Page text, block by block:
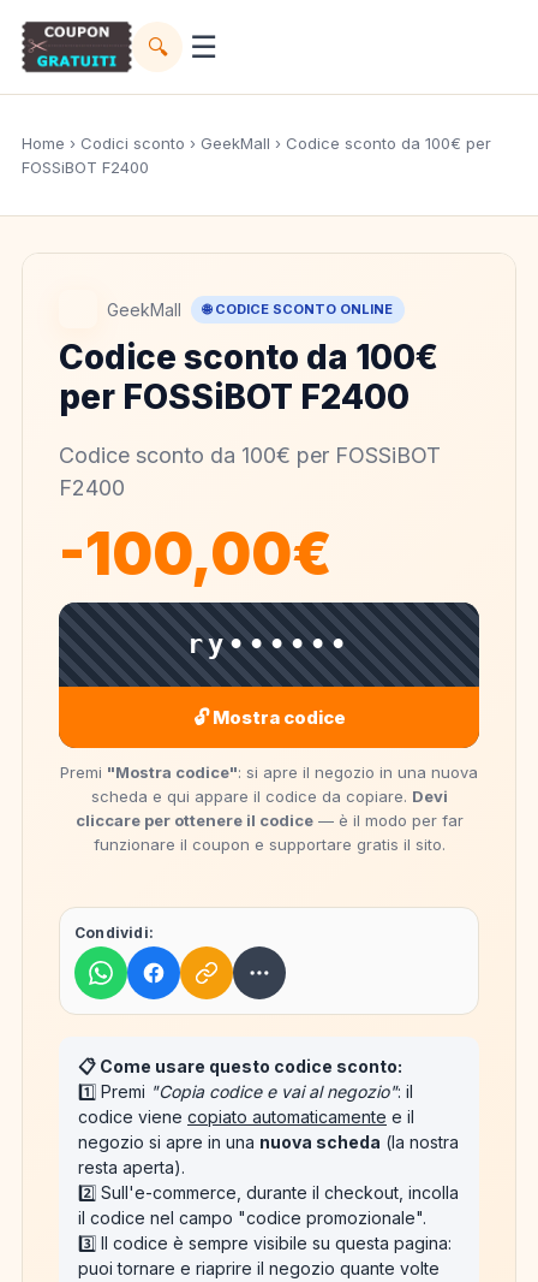
🔍 ☰
Home › Codici sconto › GeekMall › Codice sconto da 100€ per
FOSSiBOT F2400
GeekMall 🌐 CODICE SCONTO ONLINE
Codice sconto da 100€
per FOSSiBOT F2400
Codice sconto da 100€ per FOSSiBOT
F2400
-100,00€
ry••••••
🔓 Mostra codice
Premi "Mostra codice": si apre il negozio in una nuova
scheda e qui appare il codice da copiare. Devi
cliccare per ottenere il codice— è il modo per far
funzionare il coupon e supportare gratis il sito.
Condividi:
📋 Come usare questo codice sconto:
1️⃣ Premi "Copia codice e vai al negozio": il
codice viene copiato automaticamente e il
negozio si apre in una nuova scheda (la nostra
resta aperta).
2️⃣ Sull'e-commerce, durante il checkout, incolla
il codice nel campo "codice promozionale".
3️⃣ Il codice è sempre visibile su questa pagina:
puoi tornare e riaprire il negozio quante volte